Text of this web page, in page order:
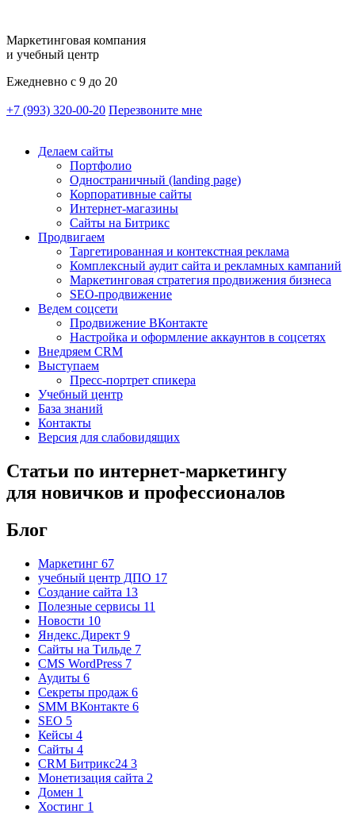
Маркетинговая компания
и учебный центр
Ежедневно с 9 до 20
+7 (993) 320-00-20 Перезвоните мне
Делаем сайты
Портфолио
Одностраничный (landing page)
Корпоративные сайты
Интернет-магазины
Сайты на Битрикс
Продвигаем
Таргетированная и контекстная реклама
Комплексный аудит сайта и рекламных кампаний
Маркетинговая стратегия продвижения бизнеса
SEO-продвижение
Ведем соцсети
Продвижение ВКонтакте
Настройка и оформление аккаунтов в соцсетях
Внедряем CRM
Выступаем
Пресс-портрет спикера
Учебный центр
База знаний
Контакты
Версия для слабовидящих
Cтатьи по интернет-маркетингу
для новичков и профессионалов
Блог
Маркетинг 67
учебный центр ДПО 17
Создание сайта 13
Полезные сервисы 11
Новости 10
Яндекс.Директ 9
Сайты на Тильде 7
CMS WordPress 7
Аудиты 6
Секреты продаж 6
SMM ВКонтакте 6
SEO 5
Кейсы 4
Сайты 4
CRM Битрикс24 3
Монетизация сайта 2
Домен 1
Хостинг 1